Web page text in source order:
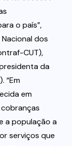
o país”,
dos
CUT),
da
“Em
em
a população a
serviços que